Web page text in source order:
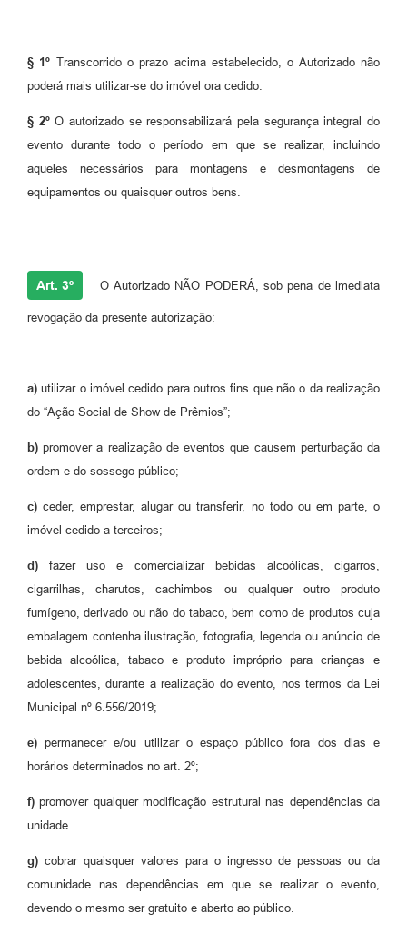
§ 1º Transcorrido o prazo acima estabelecido, o Autorizado não
poderá mais utilizar-se do imóvel ora cedido.
§ 2ºO autorizado se responsabilizará pela segurança integral do
evento durante todo o período em que se realizar, incluindo
aqueles necessários para montagens e desmontagens de
equipamentos ou quaisquer outros bens.
Art. 3º O Autorizado NÃO PODERÁ, sob pena de imediata
revogação da presente autorização:
a) utilizar o imóvel cedido para outros fins que não o da realização
do “Ação Social de Show de Prêmios”;
b) promover a realização de eventos que causem perturbação da
ordem e do sossego público;
c) ceder, emprestar, alugar ou transferir, no todo ou em parte, o
imóvel cedido a terceiros;
d) fazer uso e comercializar bebidas alcoólicas, cigarros,
cigarrilhas, charutos, cachimbos ou qualquer outro produto
fumígeno, derivado ou não do tabaco, bem como de produtos cuja
embalagem contenha ilustração, fotografia, legenda ou anúncio de
bebida alcoólica, tabaco e produto impróprio para crianças e
adolescentes, durante a realização do evento, nos termos da Lei
Municipal nº 6.556/2019;
e) permanecer e/ou utilizar o espaço público fora dos dias e
horários determinados no art. 2º;
f) promover qualquer modificação estrutural nas dependências da
unidade.
g) cobrar quaisquer valores para o ingresso de pessoas ou da
comunidade nas dependências em que se realizar o evento,
devendo o mesmo ser gratuito e aberto ao público.